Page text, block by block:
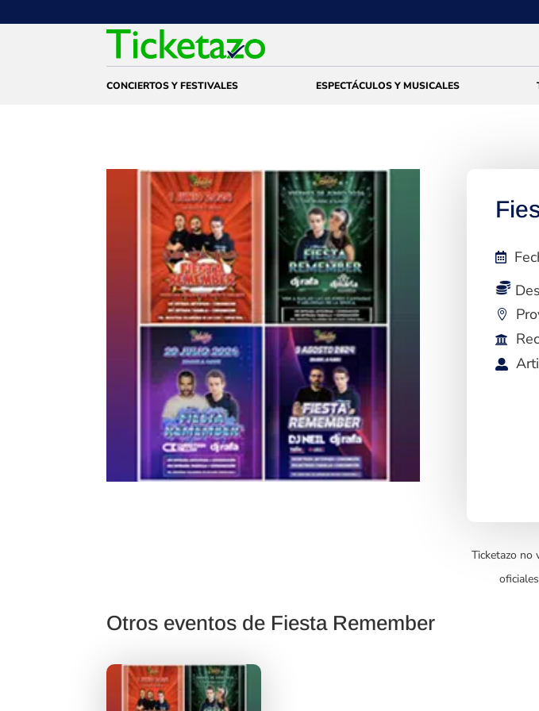
CONCIERTOS Y FESTIVALES ESPECTÁCULOS Y MUSICALES
Ticketazo no
Otros eventos de Fiesta Remember